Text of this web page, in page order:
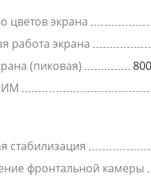
цветов экрана
работа экрана
(пиковая)
стабилизация
фронтальной камеры